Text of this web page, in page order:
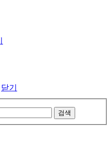
닫기
검색